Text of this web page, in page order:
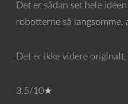
Det er sådan set hele
robotterne så langsomme,
Det er ikke videre
3.5/10★